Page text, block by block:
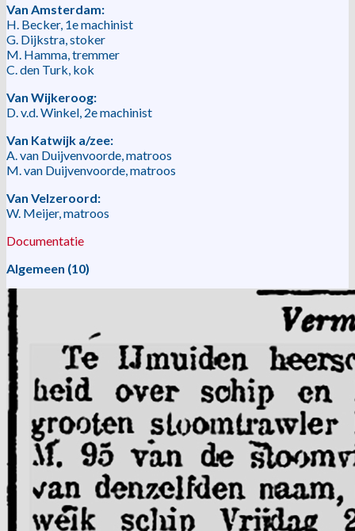
Van Amsterdam:
H. Becker, 1e machinist
G. Dijkstra, stoker
M. Hamma, tremmer
C. den Turk, kok
Van Wijkeroog:
D. v.d. Winkel, 2e machinist
Van Katwijk a/zee:
A. van Duijvenvoorde, matroos
M. van Duijvenvoorde, matroos
Van Velzeroord:
W. Meijer, matroos
Documentatie
Algemeen (10)